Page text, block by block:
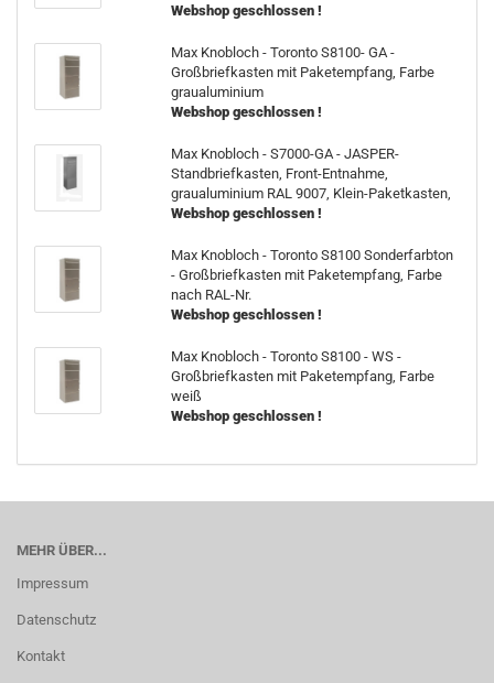
Webshop geschlossen !
Max Knobloch - Toronto S8100- GA -
Großbriefkasten mit Paketempfang, Farbe
graualuminium
Webshop geschlossen !
Max Knobloch - S7000-GA - JASPER-
Standbriefkasten, Front-Entnahme,
graualuminium RAL 9007, Klein-Paketkasten,
Webshop geschlossen !
Max Knobloch - Toronto S8100 Sonderfarbton
- Großbriefkasten mit Paketempfang, Farbe
nach RAL-Nr.
Webshop geschlossen !
Max Knobloch - Toronto S8100 - WS -
Großbriefkasten mit Paketempfang, Farbe
weiß
Webshop geschlossen !
MEHR ÜBER...
Impressum
Datenschutz
Kontakt